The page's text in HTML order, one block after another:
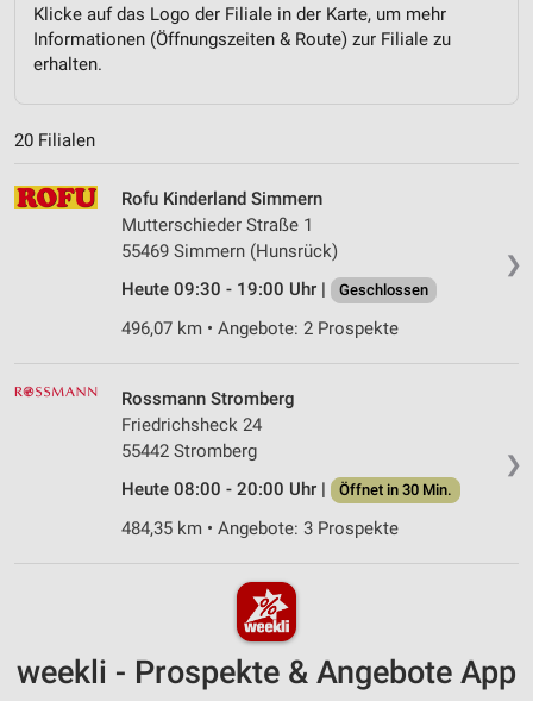
Klicke auf das Logo der Filiale in der Karte, um mehr
Informationen (Öffnungszeiten & Route) zur Filiale zu
erhalten.
20 Filialen
❯
Rofu Kinderland Simmern
Mutterschieder Straße 1
55469 Simmern (Hunsrück)
Heute 09:30 - 19:00 Uhr |
Geschlossen
496,07 km • Angebote: 2 Prospekte
❯
Rossmann Stromberg
Friedrichsheck 24
55442 Stromberg
Heute 08:00 - 20:00 Uhr |
Öffnet in 30 Min.
484,35 km • Angebote: 3 Prospekte
weekli - Prospekte & Angebote App